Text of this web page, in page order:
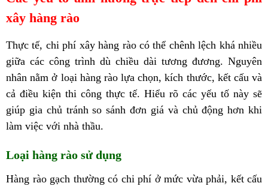
xây hàng rào
Thực tế, chi phí xây hàng rào có thể chênh lệch khá nhiều
giữa các công trình dù chiều dài tương đương. Nguyên
nhân nằm ở loại hàng rào lựa chọn, kích thước, kết cấu và
cả điều kiện thi công thực tế. Hiểu rõ các yếu tố này sẽ
giúp gia chủ tránh so sánh đơn giá và chủ động hơn khi
làm việc với nhà thầu.
Loại hàng rào sử dụng
Hàng rào gạch thường có chi phí ở mức vừa phải, kết cấu